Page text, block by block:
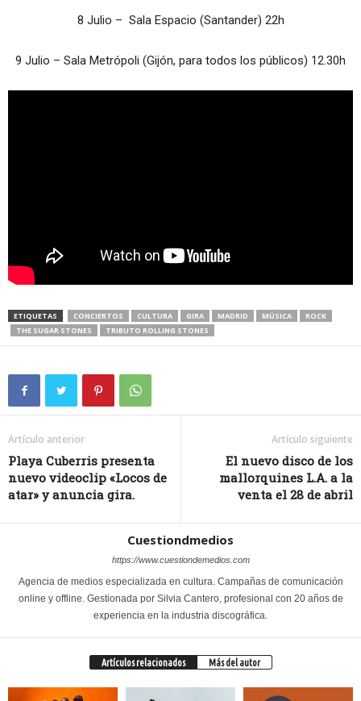
8 Julio – Sala Espacio (Santander) 22h
9 Julio – Sala Metrópoli (Gijón, para todos los públicos) 12.30h
ETIQUETAS CONCIERTOS CULTURA GIRA MADRID MÚSICA
ROCK
THE SUGAR STONES
TRIBUTO ROLLING STONES
Artículo anterior
Playa Cuberris presenta
nuevo videoclip «Locos de
atar» y anuncia gira.
Artículo siguiente
El nuevo disco de los
mallorquines L.A. a la
venta el 28 de abril
Cuestiondmedios
https://www.cuestiondemedios.com
Agencia de medios especializada en cultura. Campañas de comunicación
online y offline. Gestionada por Silvia Cantero, profesional con 20 años de
experiencia en la industria discográfica.
Artículos relacionados Más del autor